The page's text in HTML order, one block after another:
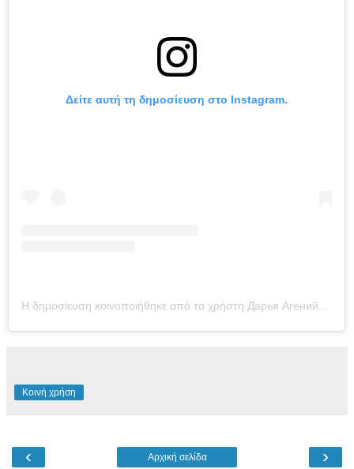
Δείτε αυτή τη δημοσίευση στο Instagram.
Κοινή χρήση
‹ ›
Αρχική σελίδα